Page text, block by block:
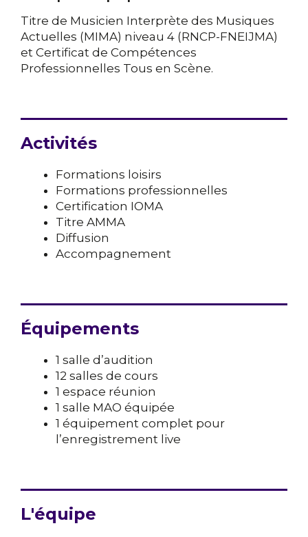
Titre de Musicien Interprète des Musiques
Actuelles (MIMA) niveau 4 (RNCP-FNEIJMA)
et Certificat de Compétences
Professionnelles Tous en Scène.
Activités
Formations loisirs
Formations professionnelles
Certification IOMA
Titre AMMA
Diffusion
Accompagnement
Équipements
1 salle d’audition
12 salles de cours
1 espace réunion
1 salle MAO équipée
1 équipement complet pour
l’enregistrement live
L'équipe